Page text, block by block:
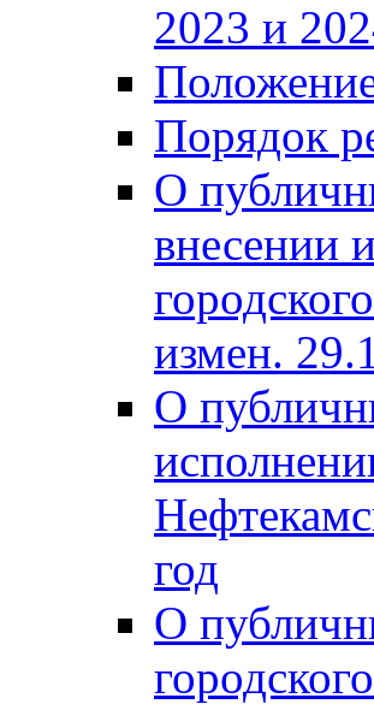
2023 и
Порядок
О
внесении
измен.
О
год
О